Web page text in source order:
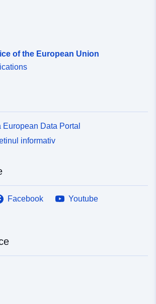
of the European Union
Data Portal
informativ
Facebook
Youtube